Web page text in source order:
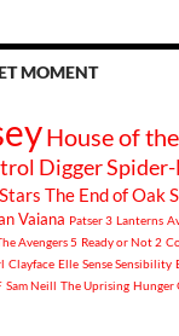
MOMENT
House of
Digger
The End of Oak
Vaiana Patser 3 Lanterns
Avengers 5 Ready or Not 2
Clayface Elle Sense Sensibility
Sam Neill The Uprising Hunger